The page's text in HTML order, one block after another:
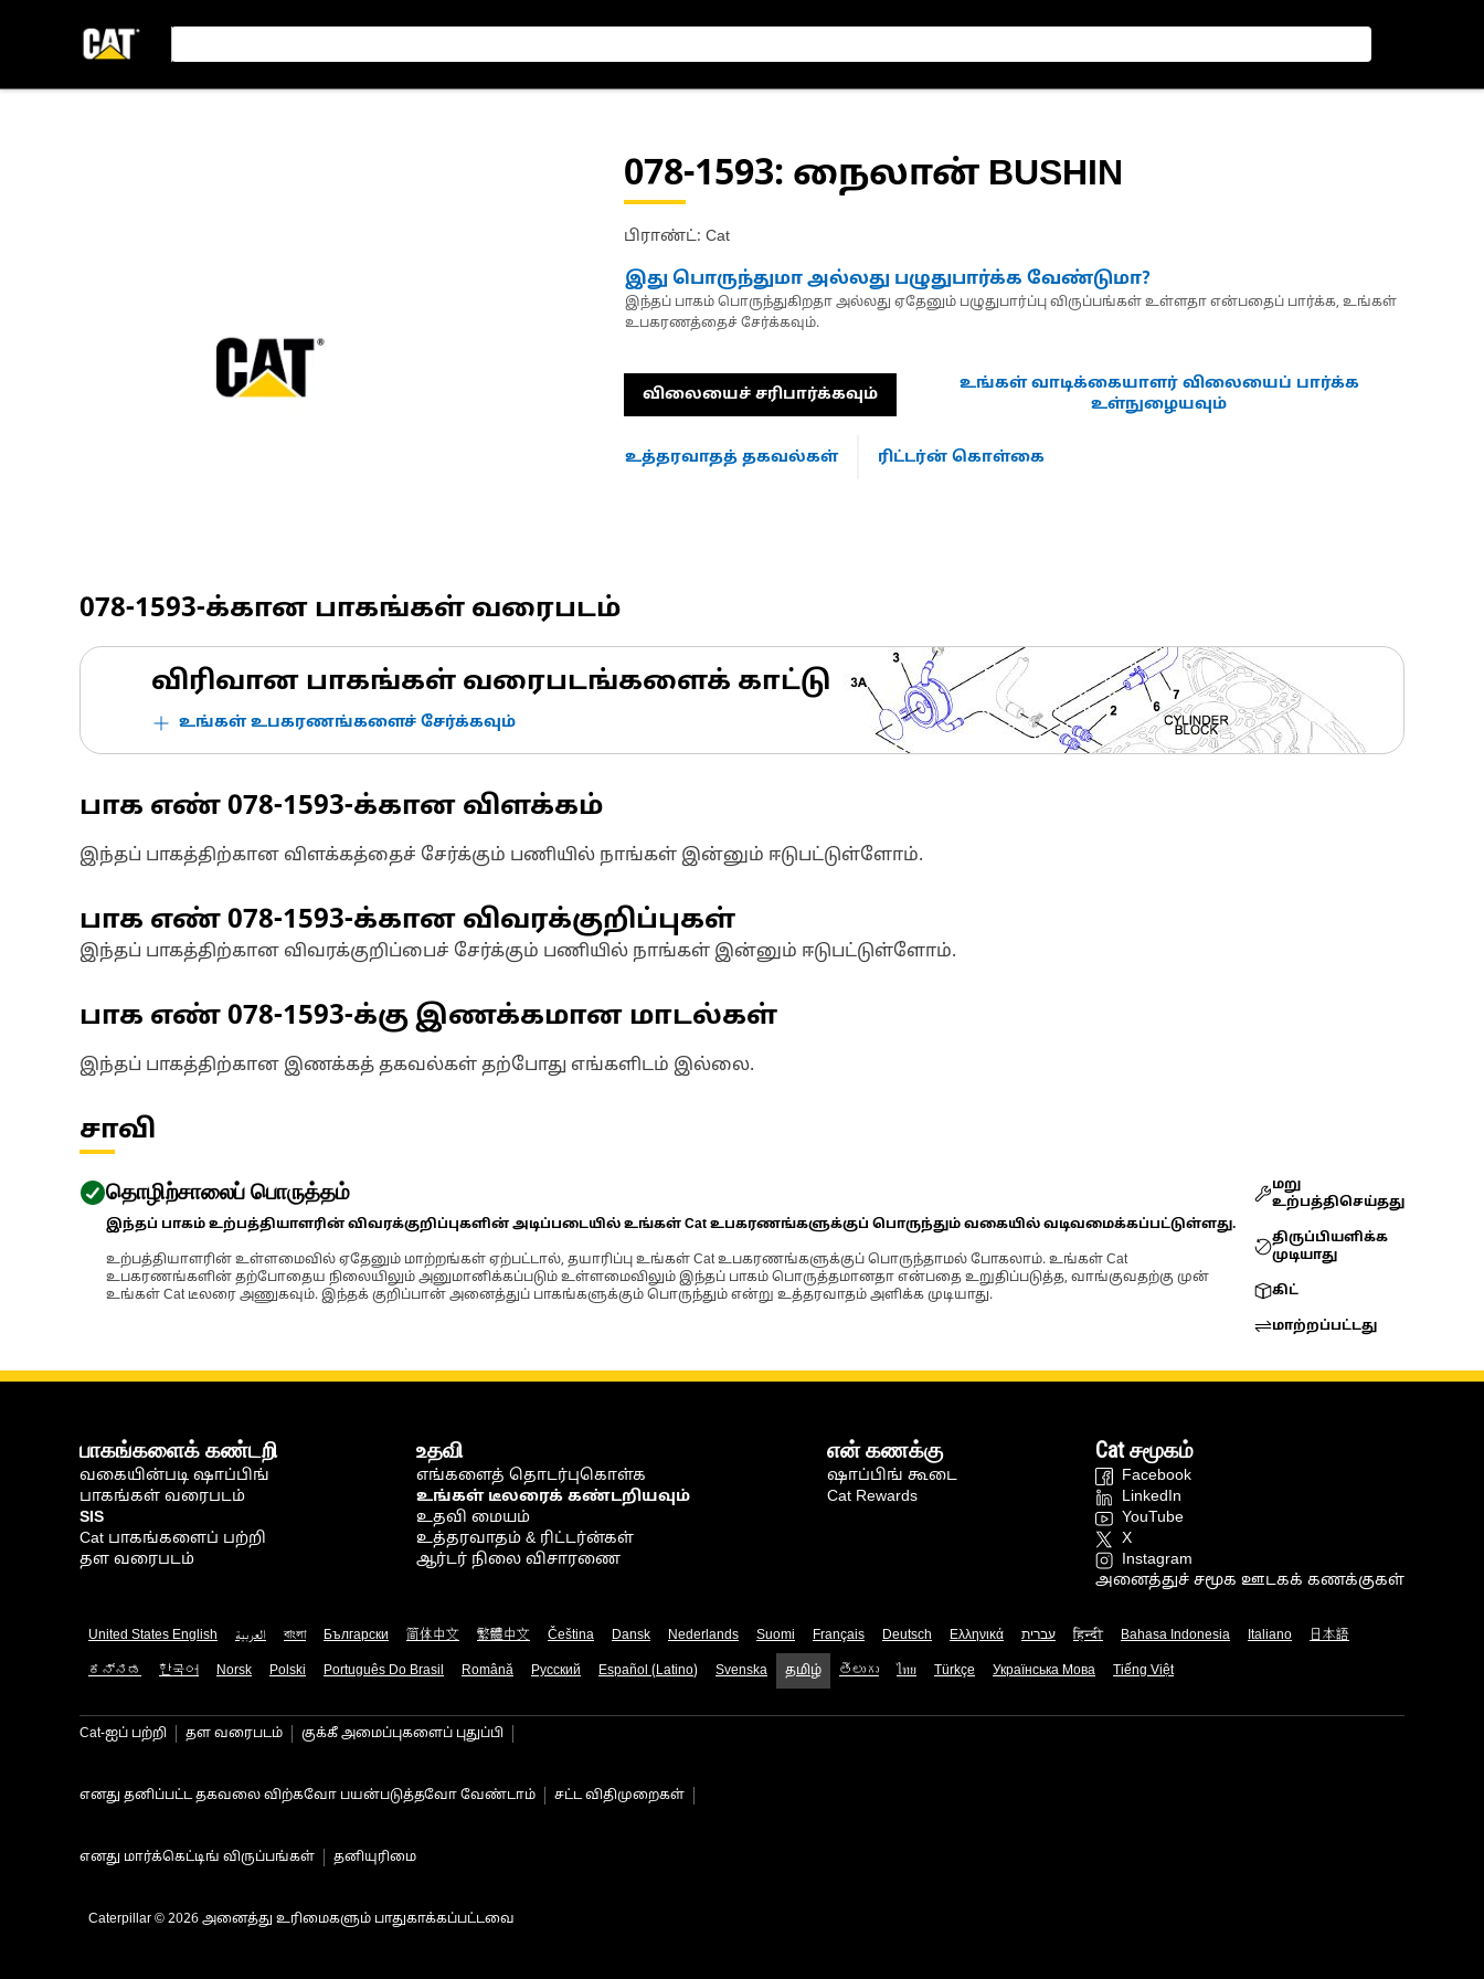
078-1593: நைலான் BUSHIN
பிராண்ட்: Cat
இது பொருந்துமா அல்லது பழுதுபார்க்க வேண்டுமா?
இந்தப் பாகம் பொருந்துகிறதா அல்லது ஏதேனும் பழுதுபார்ப்பு விருப்பங்கள் உள்ளதா என்பதைப் பார்க்க, உங்கள்
உபகரணத்தைச் சேர்க்கவும்.
விலையைச் சரிபார்க்கவும்
உங்கள் வாடிக்கையாளர் விலையைப் பார்க்க
உள்நுழையவும்
உத்தரவாதத் தகவல்கள் ரிட்டர்ன் கொள்கை
078-1593-க்கான பாகங்கள் வரைபடம்
விரிவான பாகங்கள் வரைபடங்களைக் காட்டு
உங்கள் உபகரணங்களைச் சேர்க்கவும்
பாக எண் 078-1593-க்கான விளக்கம்
இந்தப் பாகத்திற்கான விளக்கத்தைச் சேர்க்கும் பணியில் நாங்கள் இன்னும் ஈடுபட்டுள்ளோம்.
பாக எண் 078-1593-க்கான விவரக்குறிப்புகள்
இந்தப் பாகத்திற்கான விவரக்குறிப்பைச் சேர்க்கும் பணியில் நாங்கள் இன்னும் ஈடுபட்டுள்ளோம்.
பாக எண் 078-1593-க்கு இணக்கமான மாடல்கள்
இந்தப் பாகத்திற்கான இணக்கத் தகவல்கள் தற்போது எங்களிடம் இல்லை.
சாவி
தொழிற்சாலைப் பொருத்தம்
இந்தப் பாகம் உற்பத்தியாளரின் விவரக்குறிப்புகளின் அடிப்படையில் உங்கள் Cat உபகரணங்களுக்குப் பொருந்தும் வகையில் வடிவமைக்கப்பட்டுள்ளது.
உற்பத்தியாளரின் உள்ளமைவில் ஏதேனும் மாற்றங்கள் ஏற்பட்டால், தயாரிப்பு உங்கள் Cat உபகரணங்களுக்குப் பொருந்தாமல் போகலாம். உங்கள் Cat
உபகரணங்களின் தற்போதைய நிலையிலும் அனுமானிக்கப்படும் உள்ளமைவிலும் இந்தப் பாகம் பொருத்தமானதா என்பதை உறுதிப்படுத்த, வாங்குவதற்கு முன்
உங்கள் Cat டீலரை அணுகவும். இந்தக் குறிப்பான் அனைத்துப் பாகங்களுக்கும் பொருந்தும் என்று உத்தரவாதம் அளிக்க முடியாது.
மறு
உற்பத்திசெய்தது
திருப்பியளிக்க
முடியாது
கிட்
மாற்றப்பட்டது
பாகங்களைக் கண்டறி
வகையின்படி ஷாப்பிங்
பாகங்கள் வரைபடம்
SIS
Cat பாகங்களைப் பற்றி
தள வரைபடம்
உதவி
எங்களைத் தொடர்புகொள்க
உங்கள் டீலரைக் கண்டறியவும்
உதவி மையம்
உத்தரவாதம் & ரிட்டர்ன்கள்
ஆர்டர் நிலை விசாரணை
என் கணக்கு
ஷாப்பிங் கூடை
Cat Rewards
Cat சமூகம்
Facebook
LinkedIn
YouTube
X
Instagram
அனைத்துச் சமூக ஊடகக் கணக்குகள்
United States English العربية বাংলা Български 简体中文 繁體中文 Čeština Dansk Nederlands Suomi Français Deutsch Ελληνικά עברית हिन्दी Bahasa Indonesia Italiano 日本語
ಕನ್ನಡ 한국어 Norsk Polski Português Do Brasil Română Русский Español (Latino) Svenska தமிழ் తెలుగు ไทย Türkçe Українська Мова Tiếng Việt
Cat-ஐப் பற்றி தள வரைபடம் குக்கீ அமைப்புகளைப் புதுப்பி
எனது தனிப்பட்ட தகவலை விற்கவோ பயன்படுத்தவோ வேண்டாம் சட்ட விதிமுறைகள்
எனது மார்க்கெட்டிங் விருப்பங்கள் தனியுரிமை
Caterpillar © 2026 அனைத்து உரிமைகளும் பாதுகாக்கப்பட்டவை